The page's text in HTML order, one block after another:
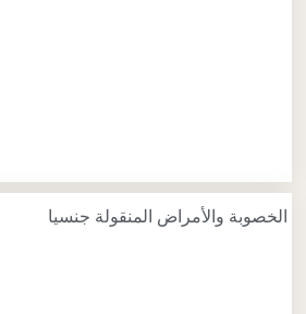
الخصوبة والأمراض المنقولة جنسيا